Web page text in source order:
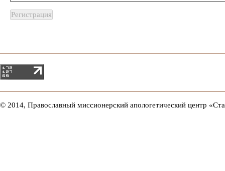
© 2014, Православный миссионерский апологетический центр